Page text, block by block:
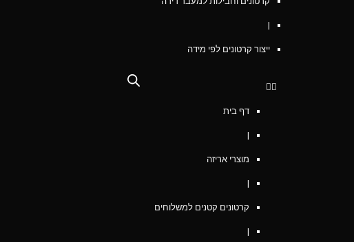
|
ייצור קרטונים לפי מידה
דף בית
|
מוצרי אריזה
|
קרטונים קטנים למשלוחים
|